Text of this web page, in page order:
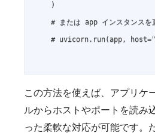
    )
# または app インスタンスを
# uvicorn.run(app,
この方法を使えば、アプリケ
ルからホストやポートを読み
った柔軟な対応が可能です。